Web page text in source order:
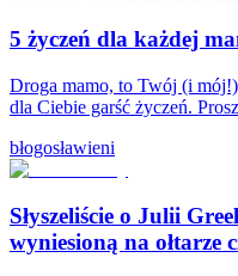
5 życzeń dla każdej
Droga mamo, to Twój (i
dla Ciebie garść życzeń.
błogosławieni
Słyszeliście o Julii
wyniesioną na ołtarze